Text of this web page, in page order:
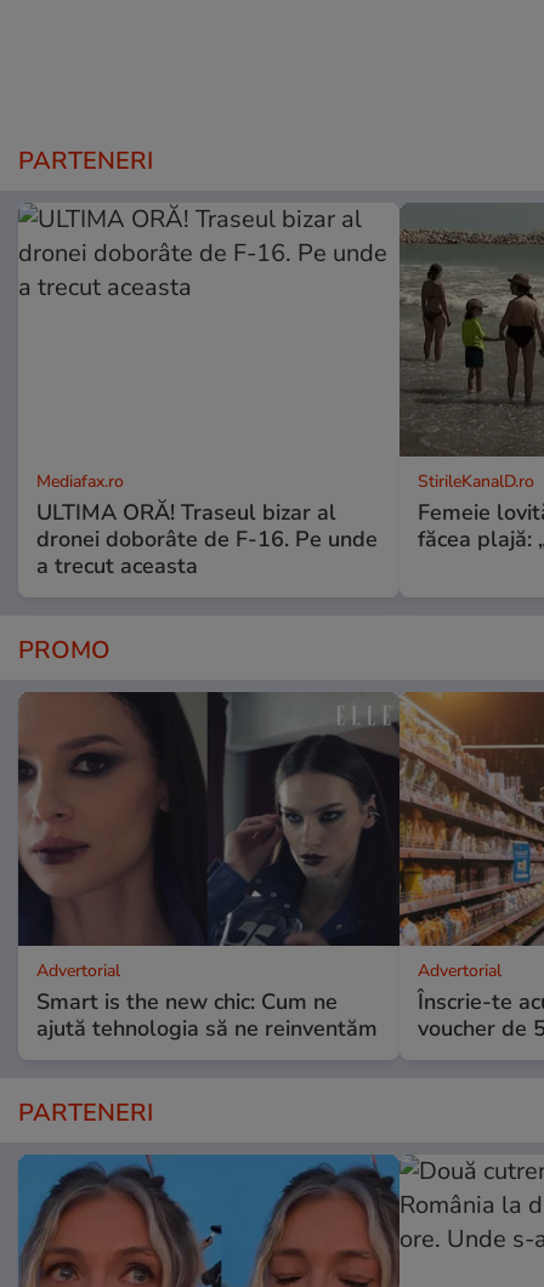
PARTENERI
Mediafax.ro
ULTIMA ORĂ! Traseul bizar al
dronei doborâte de F-16. Pe unde
a trecut aceasta
StirileKanalD.ro
Femeie
făcea plajă:
PROMO
Advertorial
Smart is the new chic: Cum ne
ajută tehnologia să ne reinventăm
Advertorial
Înscrie-te
voucher de
PARTENERI